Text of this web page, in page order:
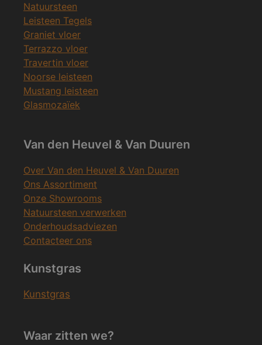
Natuursteen
Leisteen Tegels
Graniet vloer
Terrazzo vloer
Travertin vloer
Noorse leisteen
Mustang leisteen
Glasmozaïek
Van den Heuvel & Van Duuren
Over Van den Heuvel & Van Duuren
Ons Assortiment
Onze Showrooms
Natuursteen verwerken
Onderhoudsadviezen
Contacteer ons
Kunstgras
Kunstgras
Waar zitten we?